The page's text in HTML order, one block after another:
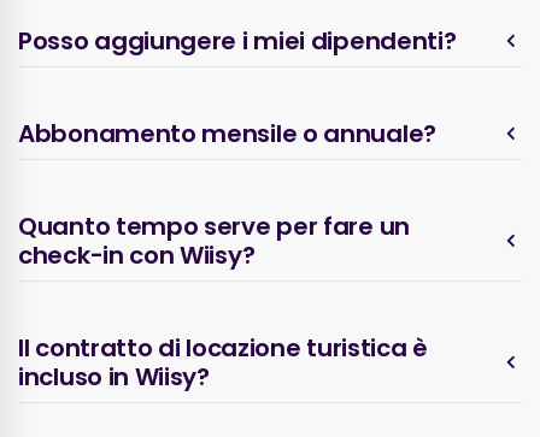
Posso aggiungere i miei dipendenti?
Abbonamento mensile o annuale?
Quanto tempo serve per fare un
check-in con Wiisy?
Il contratto di locazione turistica è
incluso in Wiisy?